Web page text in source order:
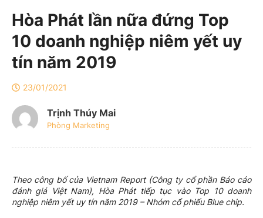
Hòa Phát lần nữa đứng Top
10 doanh nghiệp niêm yết uy
tín năm 2019
23/01/2021
Trịnh Thúy Mai
Phòng Marketing
Theo công bố của Vietnam Report (Công ty cổ phần Báo cáo
đánh giá Việt Nam), Hòa Phát tiếp tục vào Top 10 doanh
nghiệp niêm yết uy tín năm 2019 – Nhóm cổ phiếu Blue chip.